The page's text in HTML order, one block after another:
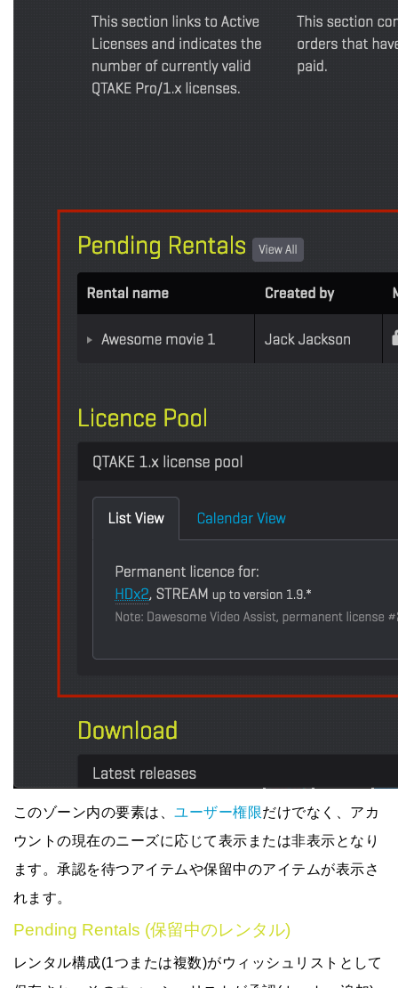
このゾーン内の要素は、ユーザー権限だけでなく、 アカ
ウントの現在のニーズに応じて表示または非表示となり
ます。承認を待つアイテムや保留中のアイテムが表示さ
れます。
Pending Rentals (保留中のレンタル)
レンタル構成(1つまたは複数)がウィッシュリストとして